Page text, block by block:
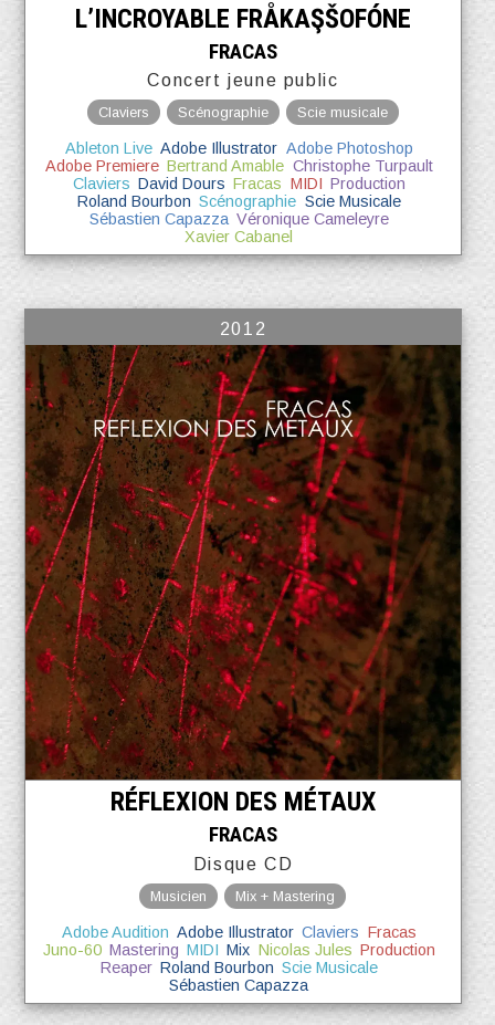
L’INCROYABLE FRÅKAŞŠOFÓNE
FRACAS
Concert jeune public
Claviers Scénographie Scie musicale
Ableton Live Adobe Illustrator Adobe Photoshop
Adobe Premiere Bertrand Amable Christophe Turpault
Claviers David Dours Fracas MIDI Production
Roland Bourbon Scénographie Scie Musicale
Sébastien Capazza Véronique Cameleyre
Xavier Cabanel
2012
RÉFLEXION DES MÉTAUX
FRACAS
Disque CD
Musicien Mix + Mastering
Adobe Audition Adobe Illustrator Claviers Fracas
Juno-60 Mastering MIDI Mix Nicolas Jules Production
Reaper Roland Bourbon Scie Musicale
Sébastien Capazza